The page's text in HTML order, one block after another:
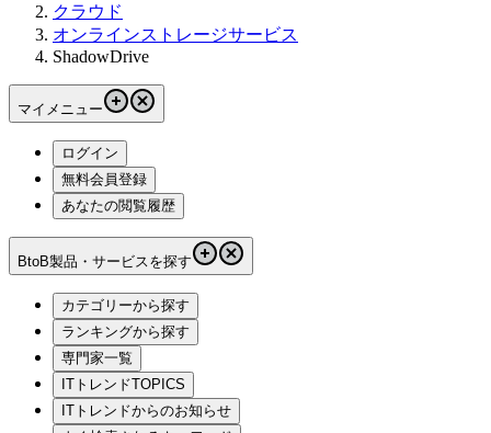
クラウド
オンラインストレージサービス
ShadowDrive
マイメニュー
ログイン
無料会員登録
あなたの閲覧履歴
BtoB製品・サービスを探す
カテゴリーから探す
ランキングから探す
専門家一覧
ITトレンドTOPICS
ITトレンドからのお知らせ